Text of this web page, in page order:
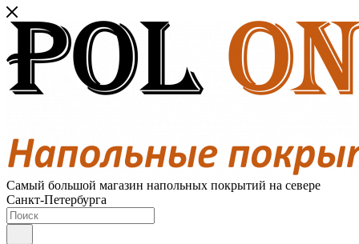
Самый большой магазин напольных покрытий на севере
Санкт-Петербурга